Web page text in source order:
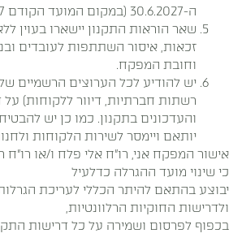
ה-30.6.2027 (במקום המועד הקודם 9.4.2027).
שאר הוראות התקנון יישארו בעוין
זכאות, איסור השתתפות לעובדים
וחובת המפקח.
יש להודיע לכל הערוצים הרשמיים
רשתות חברתיות, דיוור ללקוחות)
והעדכונים בתקנון. כמו כן יש
יותאם ויימסר לשירות הלקוחות
אישור המפקח אני, רו״ח אלי פלח ו/או
כי שינוי מועד ההגרלה כדלעיל
יבוצע בהתאם להיתר הכללי לעריכת
ולדרישות החוקיות הרלוונטיות,
בכפוף לפרסום ושמירה על כל דרישות